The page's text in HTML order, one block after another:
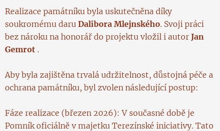
Realizace památníku byla uskutečněna díky
soukromému daru Dalibora Mlejnského. Svoji práci
bez nároku na honorář do projektu vložil i autor Jan
Gemrot .
Aby byla zajištěna trvalá udržitelnost, důstojná péče a
ochrana památníku, byl zvolen následující postup:
Fáze realizace (březen 2026): V současné době je
Pomník oficiálně v majetku Terezínské iniciativy. Tato